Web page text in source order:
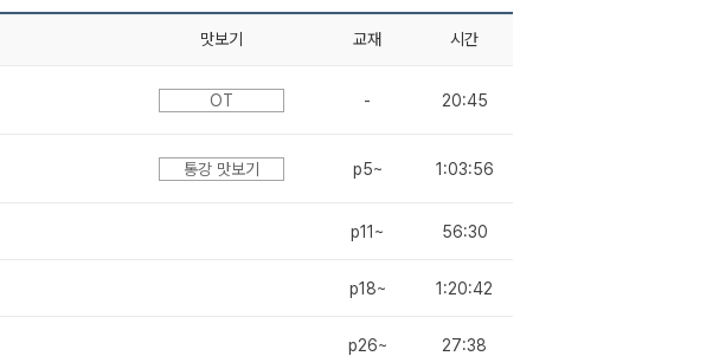
맛보기 교재 시간
OT - 20:45
통강 맛보기 p5~ 1:03:56
p11~ 56:30
p18~ 1:20:42
p26~ 27:38